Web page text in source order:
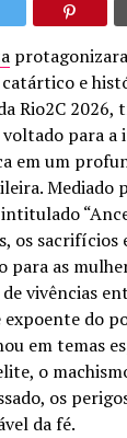
e
Rio2C 2026,
para a
em um
Mediado
os sacrifícios
para as
vivências
expoente do
em temas
o
os
da fé.